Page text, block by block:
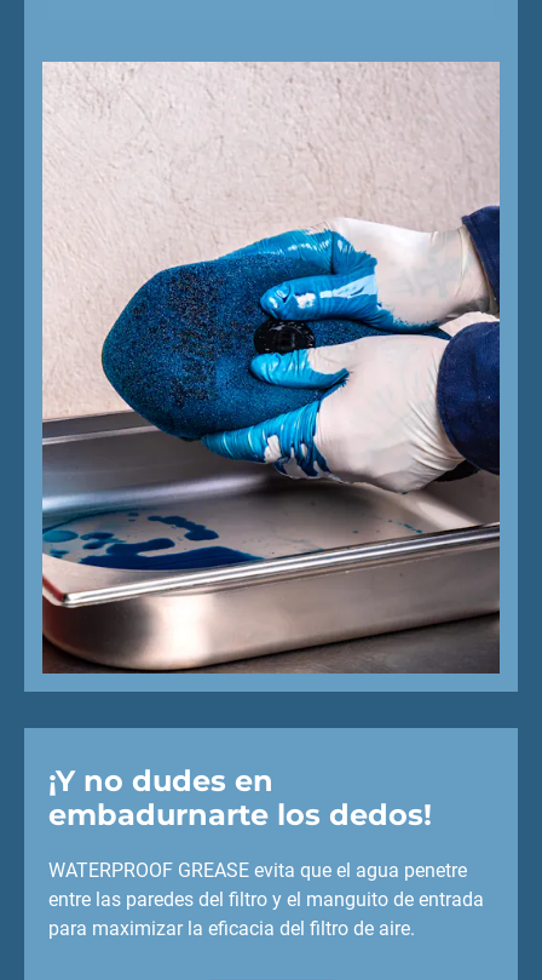
¡Y no dudes en
embadurnarte los dedos!
WATERPROOF GREASE evita que el agua penetre
entre las paredes del filtro y el manguito de entrada
para maximizar la eficacia del filtro de aire.